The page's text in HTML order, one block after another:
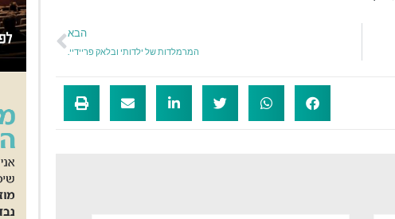
הבא
המרמלדות של ילדותי ובלאק פריידיי.